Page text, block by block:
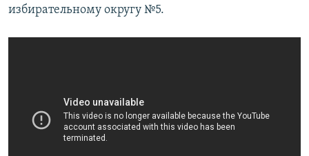
избирательному округу №5.